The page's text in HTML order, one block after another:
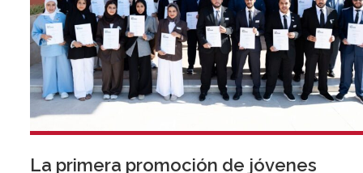
La primera promoción de jóvenes